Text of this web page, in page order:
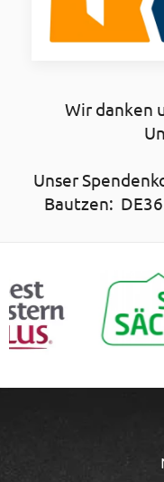
Wir danken
Unser
Bautzen: